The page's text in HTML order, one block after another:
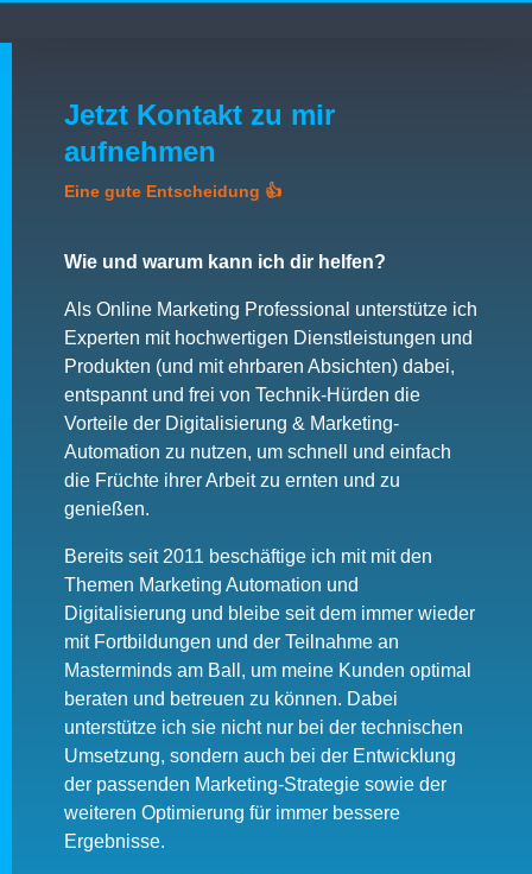
Jetzt Kontakt zu mir
aufnehmen
Eine gute Entscheidung 👍
Wie und warum kann ich dir helfen?
Als Online Marketing Professional unterstütze ich
Experten mit hochwertigen Dienstleistungen und
Produkten (und mit ehrbaren Absichten) dabei,
entspannt und frei von Technik-Hürden die
Vorteile der Digitalisierung & Marketing-
Automation zu nutzen, um schnell und einfach
die Früchte ihrer Arbeit zu ernten und zu
genießen.
Bereits seit 2011 beschäftige ich mit mit den
Themen Marketing Automation und
Digitalisierung und bleibe seit dem immer wieder
mit Fortbildungen und der Teilnahme an
Masterminds am Ball, um meine Kunden optimal
beraten und betreuen zu können. Dabei
unterstütze ich sie nicht nur bei der technischen
Umsetzung, sondern auch bei der Entwicklung
der passenden Marketing-Strategie sowie der
weiteren Optimierung für immer bessere
Ergebnisse.